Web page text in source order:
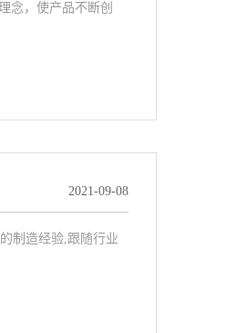
念，使产品不断创
2021-09-08
制造经验,跟随行业